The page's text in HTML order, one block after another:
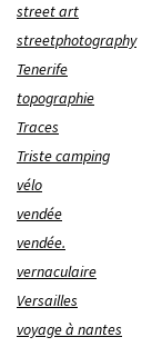
street art
streetphotography
Tenerife
topographie
Traces
Triste camping
vélo
vendée
vendée.
vernaculaire
Versailles
voyage à nantes